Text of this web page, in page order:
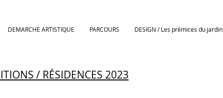
DEMARCHE ARTISTIQUE PARCOURS DESIGN / Les prémices du jardin
/ RÉSIDENCES 2023